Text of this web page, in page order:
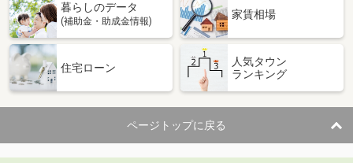
暮らしのデータ
(補助金・助成金情報)
家賃相場
住宅ローン
人気タウン
ランキング
ページトップに戻る